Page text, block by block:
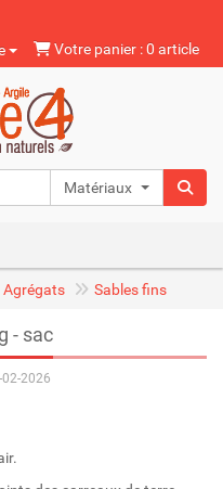
Votre panier : 0 article
Matériaux naturels
Agrégats Sables fins
- sac
02-2026